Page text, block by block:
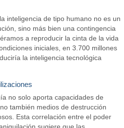
inteligencia de tipo humano no es un
sino más bien una contingencia
a reproducir la cinta de la vida
iniciales, en 3.700 millones
la inteligencia tecnológica
no solo aporta capacidades de
también medios de destrucción
Esta correlación entre el poder
sugiere que las